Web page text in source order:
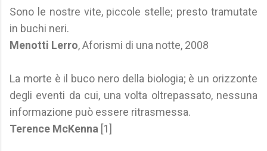
Sono le nostre vite, piccole stelle; presto tramutate
in buchi neri.
Menotti Lerro, Aforismi di una notte, 2008
La morte è il buco nero della biologia; è un orizzonte
degli eventi da cui, una volta oltrepassato, nessuna
informazione può essere ritrasmessa.
Terence McKenna [1]